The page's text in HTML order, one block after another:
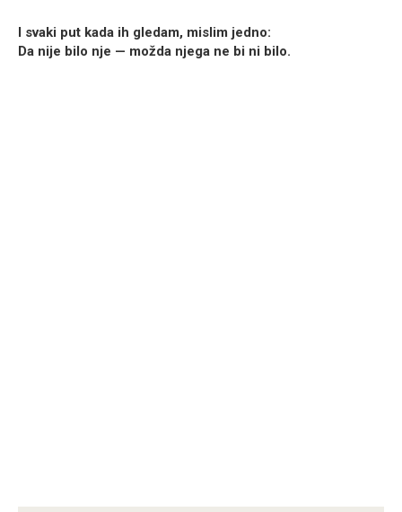
I svaki put kada ih gledam, mislim jedno:
Da nije bilo nje — možda njega ne bi ni bilo.